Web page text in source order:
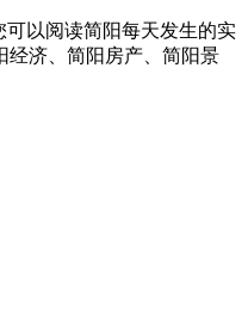
可以阅读简阳每天发生的实
经济、简阳房产、简阳景